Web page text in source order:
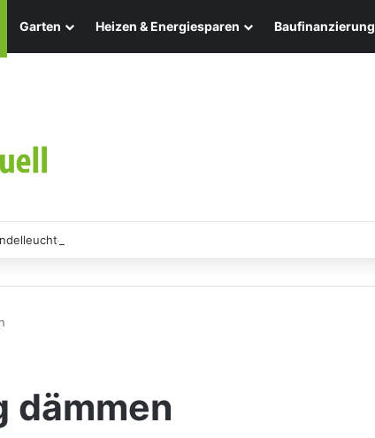
Garten Heizen & Energiesparen Baufinanzierung
Eleganz und Nachhaltigkeit für Ihr Zuhause
dämmen